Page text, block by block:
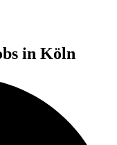
in Köln